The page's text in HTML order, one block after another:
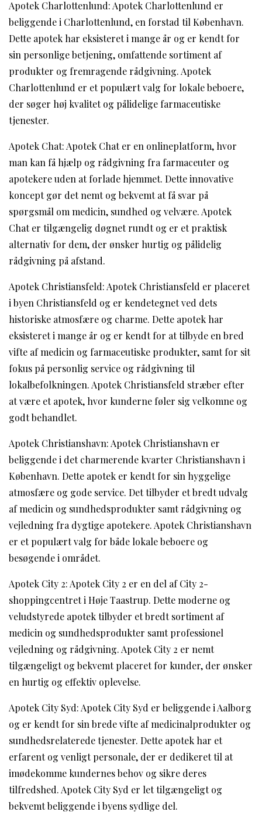
Apotek Charlottenlund: Apotek Charlottenlund er
beliggende i Charlottenlund, en forstad til København.
Dette apotek har eksisteret i mange år og er kendt for
sin personlige betjening, omfattende sortiment af
produkter og fremragende rådgivning. Apotek
Charlottenlund er et populært valg for lokale beboere,
der søger høj kvalitet og pålidelige farmaceutiske
tjenester.
Apotek Chat: Apotek Chat er en onlineplatform, hvor
man kan få hjælp og rådgivning fra farmaceuter og
apotekere uden at forlade hjemmet. Dette innovative
koncept gør det nemt og bekvemt at få svar på
spørgsmål om medicin, sundhed og velvære. Apotek
Chat er tilgængelig døgnet rundt og er et praktisk
alternativ for dem, der ønsker hurtig og pålidelig
rådgivning på afstand.
Apotek Christiansfeld: Apotek Christiansfeld er placeret
i byen Christiansfeld og er kendetegnet ved dets
historiske atmosfære og charme. Dette apotek har
eksisteret i mange år og er kendt for at tilbyde en bred
vifte af medicin og farmaceutiske produkter, samt for sit
fokus på personlig service og rådgivning til
lokalbefolkningen. Apotek Christiansfeld stræber efter
at være et apotek, hvor kunderne føler sig velkomne og
godt behandlet.
Apotek Christianshavn: Apotek Christianshavn er
beliggende i det charmerende kvarter Christianshavn i
København. Dette apotek er kendt for sin hyggelige
atmosfære og gode service. Det tilbyder et bredt udvalg
af medicin og sundhedsprodukter samt rådgivning og
vejledning fra dygtige apotekere. Apotek Christianshavn
er et populært valg for både lokale beboere og
besøgende i området.
Apotek City 2: Apotek City 2 er en del af City 2-
shoppingcentret i Høje Taastrup. Dette moderne og
veludstyrede apotek tilbyder et bredt sortiment af
medicin og sundhedsprodukter samt professionel
vejledning og rådgivning. Apotek City 2 er nemt
tilgængeligt og bekvemt placeret for kunder, der ønsker
en hurtig og effektiv oplevelse.
Apotek City Syd: Apotek City Syd er beliggende i Aalborg
og er kendt for sin brede vifte af medicinalprodukter og
sundhedsrelaterede tjenester. Dette apotek har et
erfarent og venligt personale, der er dedikeret til at
imødekomme kundernes behov og sikre deres
tilfredshed. Apotek City Syd er let tilgængeligt og
bekvemt beliggende i byens sydlige del.